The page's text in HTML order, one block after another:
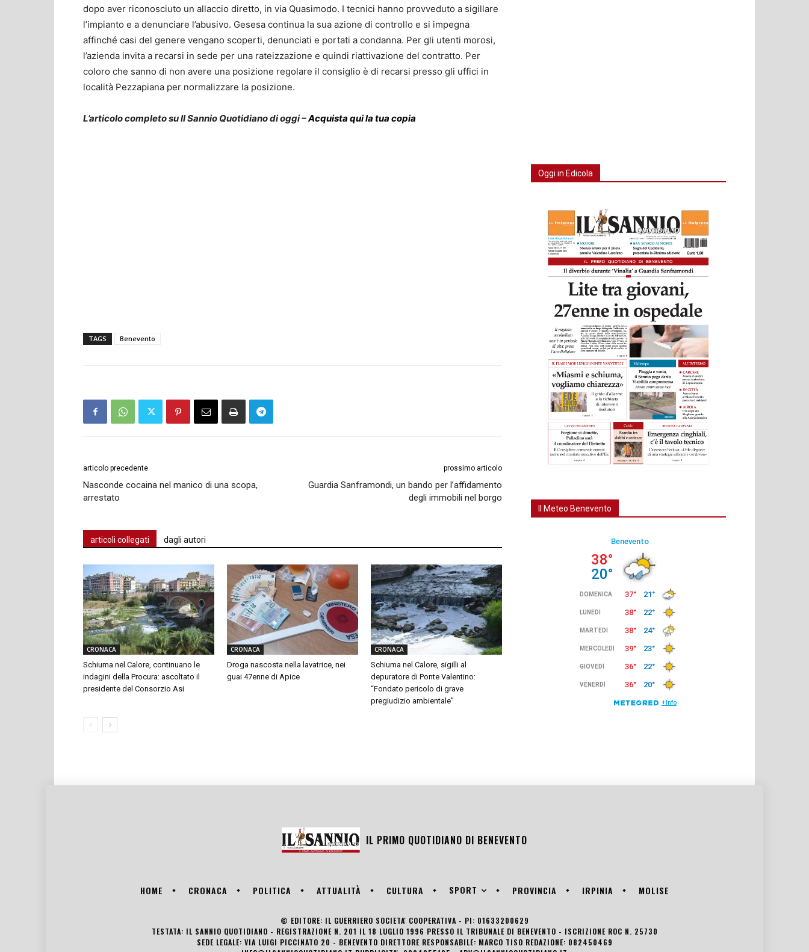
dopo aver riconosciuto un allaccio diretto, in via Quasimodo. I tecnici hanno provveduto a sigillare
l’impianto e a denunciare l’abusivo. Gesesa continua la sua azione di controllo e si impegna
affinché casi del genere vengano scoperti, denunciati e portati a condanna. Per gli utenti morosi,
l’azienda invita a recarsi in sede per una rateizzazione e quindi riattivazione del contratto. Per
coloro che sanno di non avere una posizione regolare il consiglio è di recarsi presso gli uffici in
località Pezzapiana per normalizzare la posizione.
L’articolo completo su Il Sannio Quotidiano di oggi –Acquista qui la tua copia
TAGS Benevento
articolo precedente
Nasconde cocaina nel manico di una scopa,
arrestato
prossimo articolo
Guardia Sanframondi, un bando per l’affidamento
degli immobili nel borgo
articoli collegati dagli autori
CRONACA
Schiuma nel Calore, continuano le
indagini della Procura: ascoltato il
presidente del Consorzio Asi
CRONACA
Droga nascosta nella lavatrice, nei
guai 47enne di Apice
CRONACA
Schiuma nel Calore, sigilli al
depuratore di Ponte Valentino:
“Fondato pericolo di grave
pregiudizio ambientale”
Oggi in Edicola
Il Meteo Benevento
IL PRIMO QUOTIDIANO DI BENEVENTO
HOME CRONACA POLITICA ATTUALITÀ CULTURA SPORT PROVINCIA IRPINIA MOLISE
© EDITORE: IL GUERRIERO SOCIETA' COOPERATIVA - PI: 01633200629
TESTATA: IL SANNIO QUOTIDIANO - REGISTRAZIONE N. 201 IL 18 LUGLIO 1996 PRESSO IL TRIBUNALE DI BENEVENTO - ISCRIZIONE ROC N. 25730
SEDE LEGALE: VIA LUIGI PICCINATO 20 - BENEVENTO DIRETTORE RESPONSABILE: MARCO TISO REDAZIONE: 082450469